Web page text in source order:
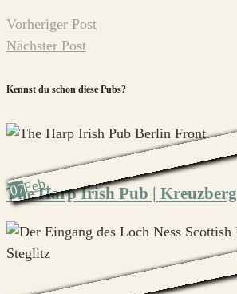
Vorheriger Post
Nächster Post
Kennst du schon diese Pubs?
07Feb.
The Harp Irish Pub | Kreuzberg